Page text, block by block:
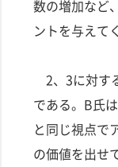
数の増加など
ントを与えて
2、3に対す
である。B氏
と同じ視点で
の価値を出せ